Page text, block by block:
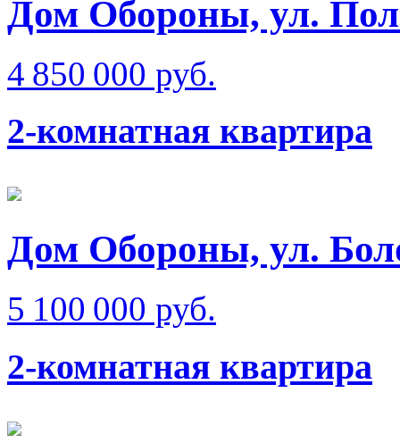
Дом Обороны, ул.
4 850 000 руб.
2-комнатная квартира
Дом Обороны, ул.
5 100 000 руб.
2-комнатная квартира